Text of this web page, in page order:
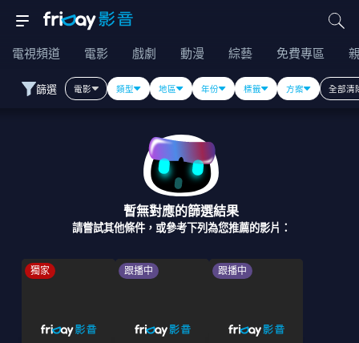
電視頻道 電影 戲劇 動漫 綜藝 免費專區
篩選 電影 類型 地區 年份 標籤 方案 全部清
暫無對應的篩選結果
請嘗試其他條件，或參考下列為您推薦的影片：
獨家 跟播中 跟播中